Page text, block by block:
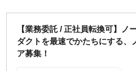
【業務委託 / 正社員転換可】ノ
ダクトを最速でかたちにする、
ア募集！